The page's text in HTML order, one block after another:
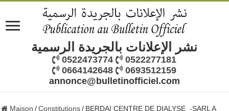
نشر الإعلانات بالجريدة الرسمية
0522473774
0522277181
0664142648
0693512159
annonce@bulletinofficiel.com
Maison / Constitutions / BERDAI CENTRE DE DIALYSE -SARL A